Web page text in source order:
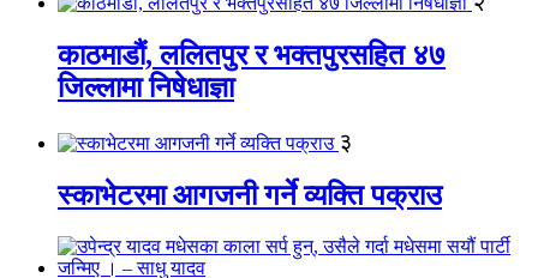
काठमाडौं, ललितपुर र भक्तपुरसहित ४७
जिल्लामा निषेधाज्ञा
३
स्काभेटरमा आगजनी गर्ने व्यक्ति पक्राउ